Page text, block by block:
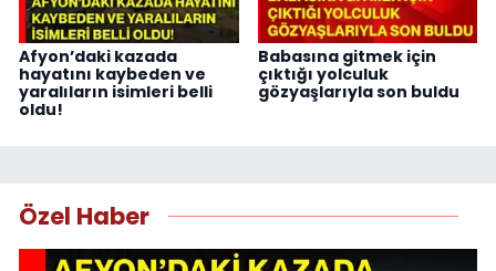
Afyon’daki kazada
hayatını kaybeden ve
yaralıların isimleri belli
oldu!
Babasına gitmek için
çıktığı yolculuk
gözyaşlarıyla son buldu
Özel Haber